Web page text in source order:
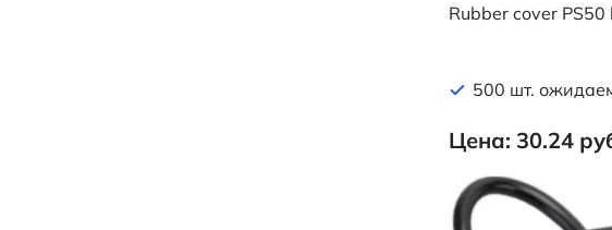
Rubber cover PS50
500 шт.
Цена: 30.24